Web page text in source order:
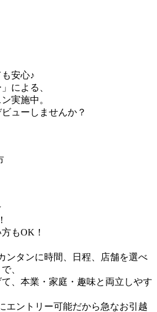
安心♪
による、
実施中。
ューしませんか？
もOK！
ンタンに時間、日程、店舗を選べ
、
、本業・家庭・趣味と両立しやす
エントリー可能だから急なお引越